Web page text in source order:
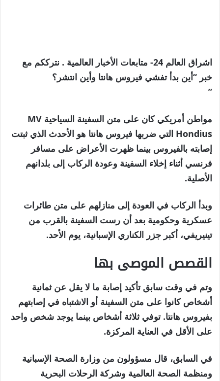
اشراق العالم 24- متابعات الأخبار العالمية . نترككم مع
خبر “أين بدأ تفشي فيروس هانتا وأين انتشر؟
”
مواطن أمريكي كان على متن السفينة السياحية MV
Hondius التي ضربها فيروس هانتا هو الأحدث الذي ثبتت
إصابته بالفيروس بينما ظهرت الأعراض على مسافر
فرنسي أثناء إخلاء السفينة وعودة الركاب إلى بلدانهم
الأصلية.
وبدأ الركاب في العودة إلى منازلهم على متن طائرات
عسكرية وحكومية بعد أن رست السفينة بالقرب من
تينيريفي، أكبر جزر الكناري الإسبانية، يوم الأحد.
القصص الموصى بها
قائمة
من
3
عناصر
نهاية
القائمة
وتم في وقت سابق تأكيد إصابة ما لا يقل عن ثمانية
أشخاص كانوا على متن السفينة أو الاشتباه في إصابتهم
بفيروس هانتا. توفي ثلاثة أشخاص بينما يوجد شخص واحد
على الأقل في العناية المركزة.
في السابق، قال مسؤولون من وزارة الصحة الإسبانية
ومنظمة الصحة العالمية وشركة الرحلات البحرية